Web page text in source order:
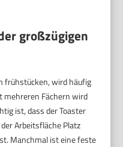
großzügigen
frühstücken, wird häufig
mehreren Fächern wird
ist, dass der Toaster
Arbeitsfläche Platz
Manchmal ist eine feste